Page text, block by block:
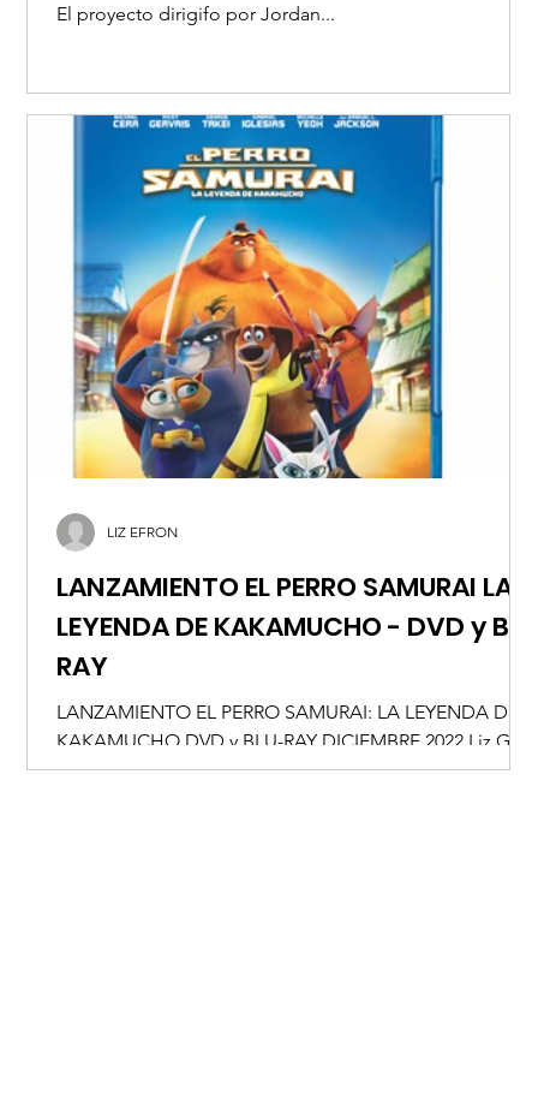
El proyecto dirigifo por Jordan...
LANZAMIENTO EL PERRO SAMURAI LA
LEYENDA DE KAKAMUCHO - DVD y BLU
RAY
LANZAMIENTO EL PERRO SAMURAI: LA LEYENDA DE
KAKAMUCHO DVD y BLU-RAY DICIEMBRE 2022 Liz Gil
@lizgil Hank, un sabueso con mala suerte, se...
LIZ EFRON